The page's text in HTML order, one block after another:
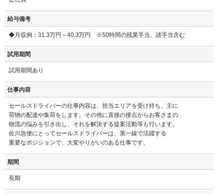
給与備考
◆月収例：31.3万円～40.3万円 ※50時間の残業手当、諸手当含む
試用期間
試用期間あり
仕事内容
セールスドライバーの仕事内容は、担当エリアを受け持ち、主に
荷物の配達や集荷をします。その他に直接の接点からお客さまの
物流の悩みを引き出し、それを解決する提案活動等も行います。
佐川急便にとってセールスドライバーは、第一線で活躍する
重要なポジションで、大変やりがいのある仕事です。
期間
長期